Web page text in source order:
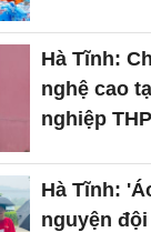
Hà Tĩnh:
nghệ cao
nghiệp
Hà Tĩnh:
nguyện